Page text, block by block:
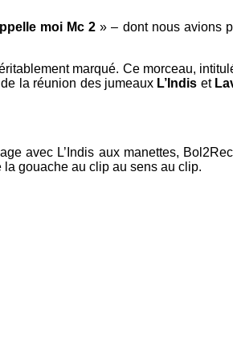
moi Mc 2 » – dont nous avions
marqué. Ce morceau,
la réunion des jumeaux L’Indis et
avec L’Indis aux manettes,
gouache au clip au sens au clip.